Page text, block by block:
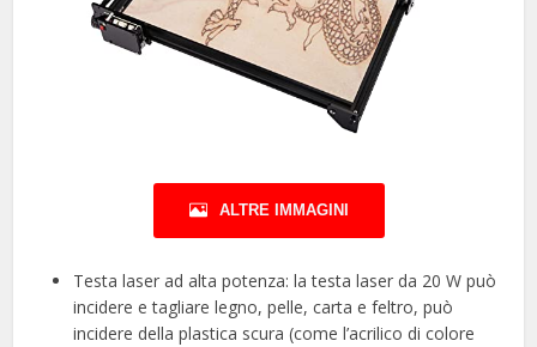
ALTRE IMMAGINI
Testa laser ad alta potenza: la testa laser da 20 W può
incidere e tagliare legno, pelle, carta e feltro, può
incidere della plastica scura (come l’acrilico di colore